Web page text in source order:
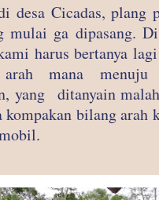
desa Cicadas, plang
mulai ga dipasang.
harus bertanya
arah mana
yang ditanyain
kompakan bilang arah